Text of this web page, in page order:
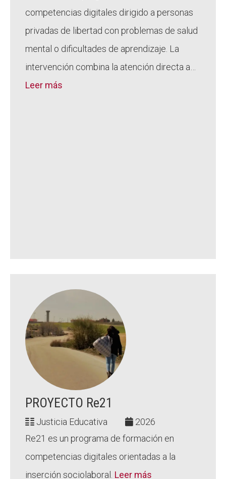
competencias digitales dirigido a personas
privadas de libertad con problemas de salud
mental o dificultades de aprendizaje. La
intervención combina la atención directa a…
Leer más
PROYECTO Re21
Justicia Educativa
2026
Re21 es un programa de formación en
competencias digitales orientadas a la
inserción sociolaboral. Leer más